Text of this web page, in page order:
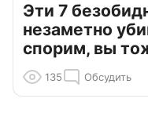
Эти 7
незаметно
спорим, вы
135 Обсудить